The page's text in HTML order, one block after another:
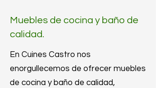
Muebles de cocina y baño de
calidad.
En Cuines Castro nos
enorgullecemos de ofrecer muebles
de cocina y baño de calidad,